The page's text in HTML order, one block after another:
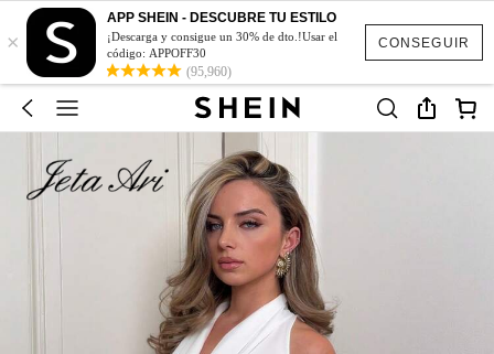
CONSEGUIR
×
APP SHEIN - DESCUBRE TU ESTILO
¡Descarga y consigue un 30% de dto.!Usar el
código: APPOFF30
(95,960)